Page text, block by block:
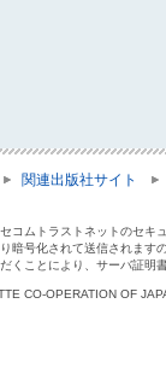
関連出版社サイト
コムトラストネットのセキ
暗号化されて送信されま
くことにより、サーバ証明
CO-OPERATION OF